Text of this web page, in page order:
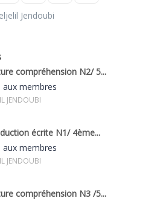
Jendoubi
compréhension N2/ 5...
aux membres
JENDOUBI
écrite N1/ 4ème...
aux membres
JENDOUBI
compréhension N3 /5...